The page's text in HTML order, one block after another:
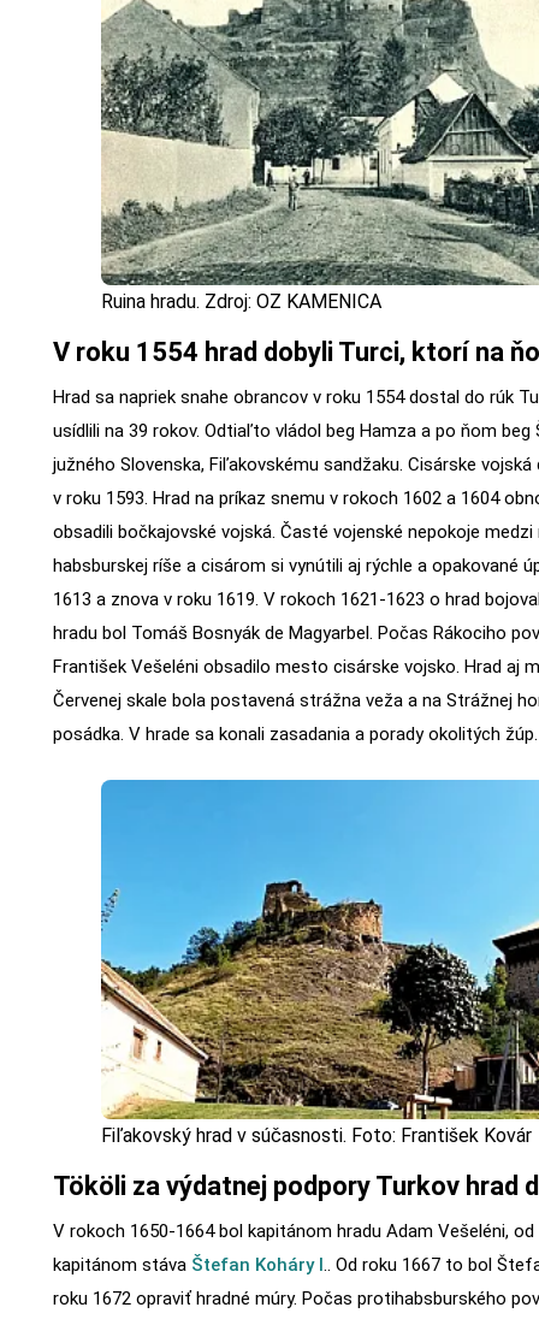
Ruina hradu. Zdroj: OZ KAMENICA
V roku 1554 hrad dobyli Turci, ktorí na
Hrad sa napriek snahe obrancov v roku 1554 dostal do rúk
usídlili na 39 rokov. Odtiaľto vládol beg Hamza a po ňom beg
južného Slovenska, Fiľakovskému sandžaku. Cisárske
v roku 1593. Hrad na príkaz snemu v rokoch 1602 a 1604
obsadili bočkajovské vojská. Časté vojenské nepokoje
habsburskej ríše a cisárom si vynútili aj rýchle a opakované
1613 a znova v roku 1619. V rokoch 1621-1623 o hrad
hradu bol Tomáš Bosnyák de Magyarbel. Počas Rákociho
František Vešeléni obsadilo mesto cisárske vojsko. Hrad aj
Červenej skale bola postavená strážna veža a na Strážnej
posádka. V hrade sa konali zasadania a porady okolitých žúp.
Fiľakovský hrad v súčasnosti. Foto: František Kovár
Tököli za výdatnej podpory Turkov hrad
V rokoch 1650-1664 bol kapitánom hradu Adam Vešeléni,
kapitánom stáva Štefan Koháry I.. Od roku 1667 to bol
roku 1672 opraviť hradné múry. Počas protihabsburského